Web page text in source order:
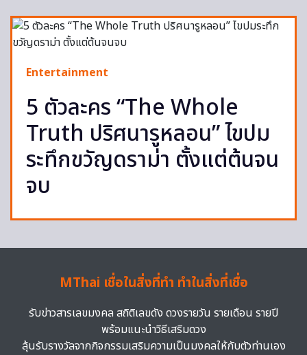
Entertainment
5 ตัวละคร “The Whole
Truth ปริศนารูหลอน” ไขปม
ระทึกขวัญดราม่า ตั้งแต่ต้นจน
จบ
MThai เชื่อในสิ่งที่ทำ ทำในสิ่งที่เชื่อ
รับข่าวสารเลขมงคล สถิติเลขดัง ดวงรายวัน รายเดือน รายปี
พร้อมแนะนำวิธีเสริมดวง
ลุ้นรับรางวัลจากกิจกรรมเสริมความเป็นมงคลให้กับตัวท่านเอง